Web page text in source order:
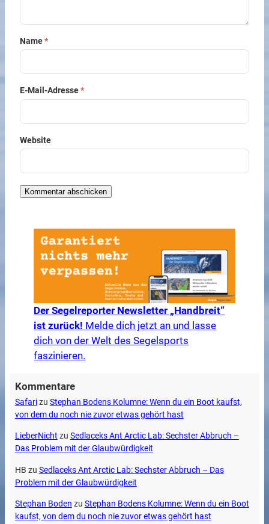
Name*
E-Mail-Adresse*
Website
Der Segelreporter Newsletter „Handbreit“
ist zurück! Melde dich jetzt an und lasse
dich von der Welt des Segelsports
faszinieren.
Kommentare
Safarizu Stephan Bodens Kolumne: Wenn du ein Boot kaufst,
von dem du noch nie zuvor etwas gehört hast
LieberNicht zu Sedlaceks Ant Arctic Lab: Sechster Abbruch –
Das Problem mit der Glaubwürdigkeit
HB zu Sedlaceks Ant Arctic Lab: Sechster Abbruch – Das
Problem mit der Glaubwürdigkeit
Stephan Boden zu Stephan Bodens Kolumne: Wenn du ein Boot
kaufst, von dem du noch nie zuvor etwas gehört hast